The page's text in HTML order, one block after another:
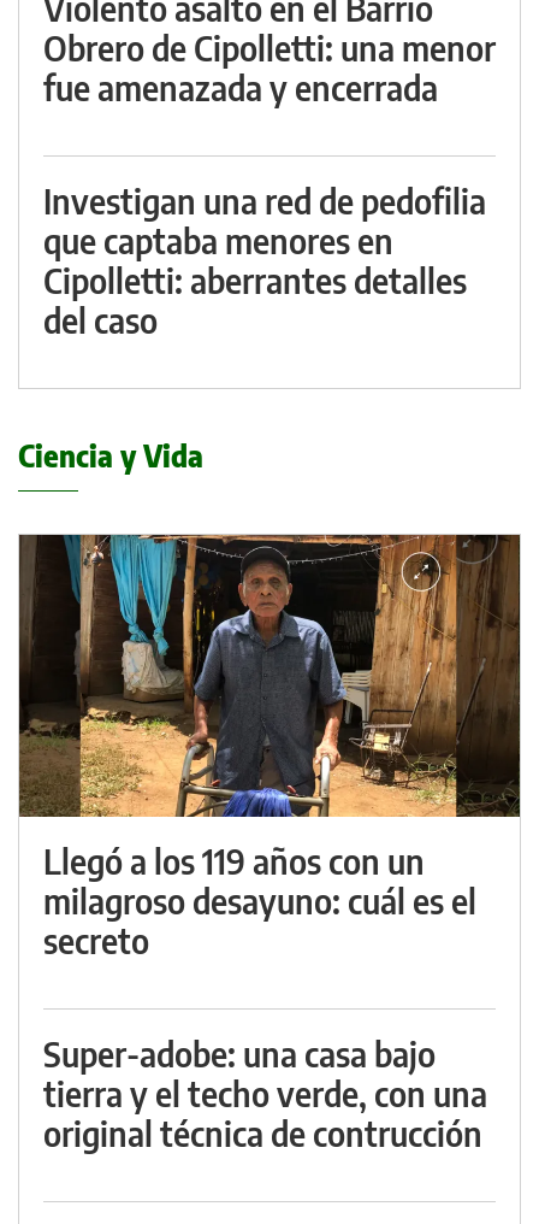
Obrero de Cipolletti: una menor
fue amenazada y encerrada
Investigan una red de pedofilia
que captaba menores en
Cipolletti: aberrantes detalles
del caso
Ciencia y Vida
Llegó a los 119 años con un
milagroso desayuno: cuál es el
secreto
Super-adobe: una casa bajo
tierra y el techo verde, con una
original técnica de contrucción